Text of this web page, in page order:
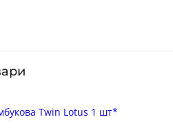
Twin Lotus 1 шт*